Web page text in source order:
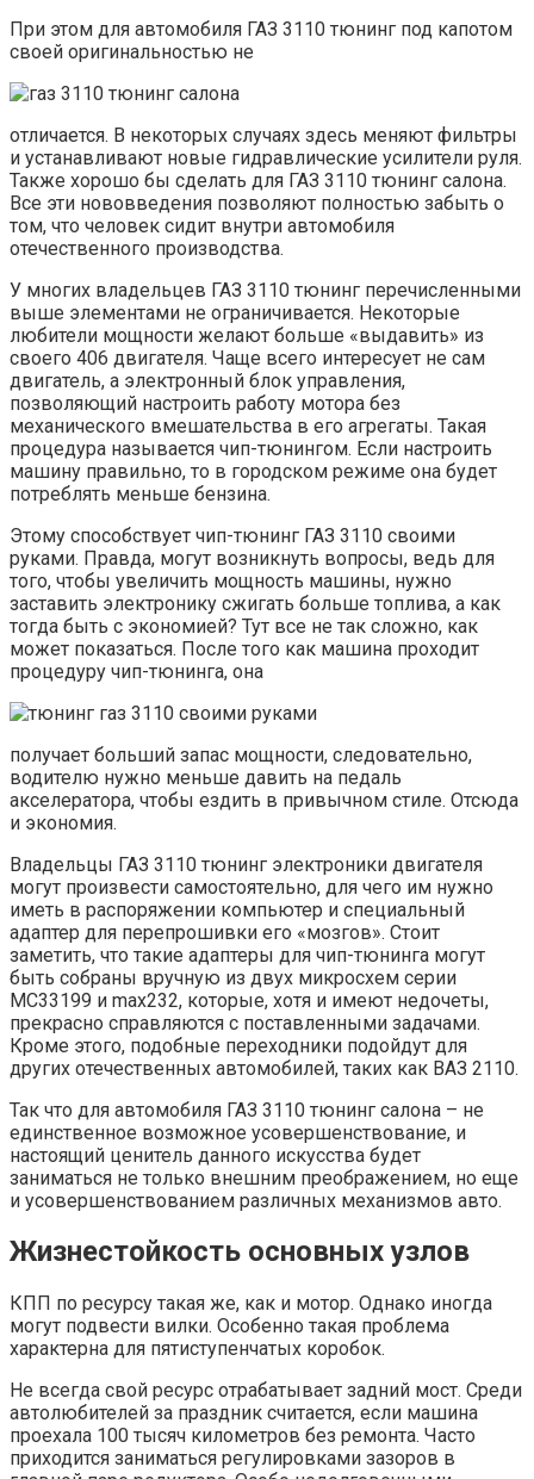
При этом для автомобиля ГАЗ 3110 тюнинг под капотом
своей оригинальностью не
отличается. В некоторых случаях здесь меняют фильтры
и устанавливают новые гидравлические усилители руля.
Также хорошо бы сделать для ГАЗ 3110 тюнинг салона.
Все эти нововведения позволяют полностью забыть о
том, что человек сидит внутри автомобиля
отечественного производства.
У многих владельцев ГАЗ 3110 тюнинг перечисленными
выше элементами не ограничивается. Некоторые
любители мощности желают больше «выдавить» из
своего 406 двигателя. Чаще всего интересует не сам
двигатель, а электронный блок управления,
позволяющий настроить работу мотора без
механического вмешательства в его агрегаты. Такая
процедура называется чип-тюнингом. Если настроить
машину правильно, то в городском режиме она будет
потреблять меньше бензина.
Этому способствует чип-тюнинг ГАЗ 3110 своими
руками. Правда, могут возникнуть вопросы, ведь для
того, чтобы увеличить мощность машины, нужно
заставить электронику сжигать больше топлива, а как
тогда быть с экономией? Тут все не так сложно, как
может показаться. После того как машина проходит
процедуру чип-тюнинга, она
получает больший запас мощности, следовательно,
водителю нужно меньше давить на педаль
акселератора, чтобы ездить в привычном стиле. Отсюда
и экономия.
Владельцы ГАЗ 3110 тюнинг электроники двигателя
могут произвести самостоятельно, для чего им нужно
иметь в распоряжении компьютер и специальный
адаптер для перепрошивки его «мозгов». Стоит
заметить, что такие адаптеры для чип-тюнинга могут
быть собраны вручную из двух микросхем серии
MC33199 и max232, которые, хотя и имеют недочеты,
прекрасно справляются с поставленными задачами.
Кроме этого, подобные переходники подойдут для
других отечественных автомобилей, таких как ВАЗ 2110.
Так что для автомобиля ГАЗ 3110 тюнинг салона – не
единственное возможное усовершенствование, и
настоящий ценитель данного искусства будет
заниматься не только внешним преображением, но еще
и усовершенствованием различных механизмов авто.
Жизнестойкость основных узлов
КПП по ресурсу такая же, как и мотор. Однако иногда
могут подвести вилки. Особенно такая проблема
характерна для пятиступенчатых коробок.
Не всегда свой ресурс отрабатывает задний мост. Среди
автолюбителей за праздник считается, если машина
проехала 100 тысяч километров без ремонта. Часто
приходится заниматься регулировками зазоров в